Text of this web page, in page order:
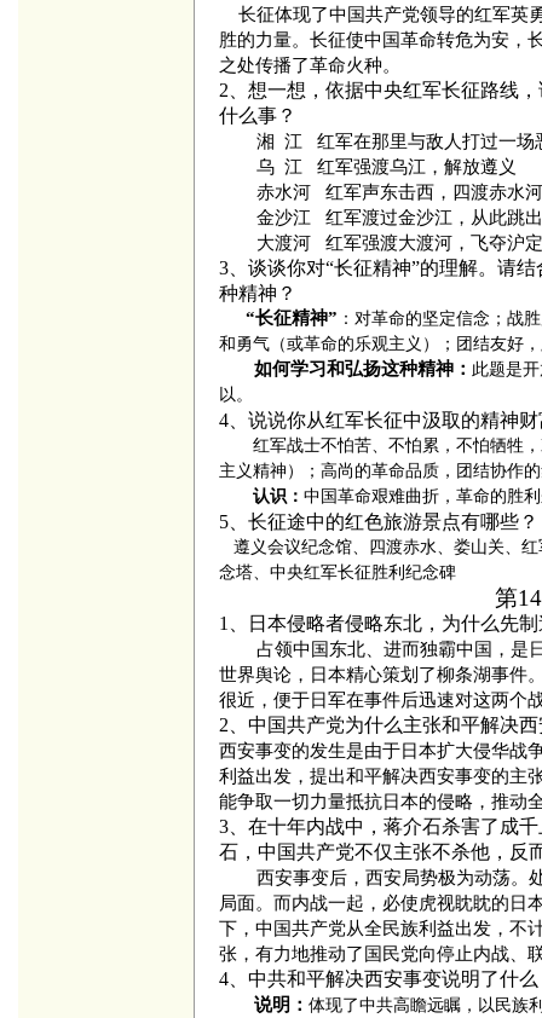
长征体现了中国共产党领导的红军英
胜的力量。长征使中国革命转危为安，
之处传播了革命火种。
2、想一想，依据中央红军长征路线
什么事？
湘 江
红军在那里与敌人打过一场
乌 江
红军强渡乌江，解放遵义
赤水河
红军声东击西，四渡赤水
金沙江
红军渡过金沙江，从此跳
大渡河
红军强渡大渡河，飞夺沪
3、谈谈你对“长征精神”的理解。请
种精神？
“长征精神” ： 对革命的坚定信念；战
和勇气（或革命的乐观主义）；团结友好
如何学习和弘扬这种精神： 此题是
以。
4、 说说你从红军长征中汲取的精神
红军战士不怕苦、不怕累，不怕牺牲
主义精神）；高尚的革命品质，团结协作
认识： 中国革命艰难曲折，革命的胜
5、 长征途中的红色旅游景点有哪些？
遵义会议纪念馆、四渡赤水、娄山关、
念塔、中央红军长征胜利纪念碑
第
1、日本侵略者侵略东北，为什么先
占领中国东北、进而独霸中国，是
世界舆论，日本精心策划了柳条湖事件
很近，便于日军在事件后迅速对这两个
2、中国共产党为什么主张和平解决
西安事变的发生是由于日本扩大侵华战
利益出发，提出和平解决西安事变的主
能争取一切力量抵抗日本的侵略，推动
3、在十年内战中，蒋介石杀害了成
石，中国共产党不仅主张不杀他，反
西安事变后，西安局势极为动荡。
局面。而内战一起，必使虎视眈眈的日
下，中国共产党从全民族利益出发，不
张，有力地推动了国民党向停止内战、
4、 中共和平解决西安事变说明了什么
说明：体现了中共高瞻远瞩，以民族